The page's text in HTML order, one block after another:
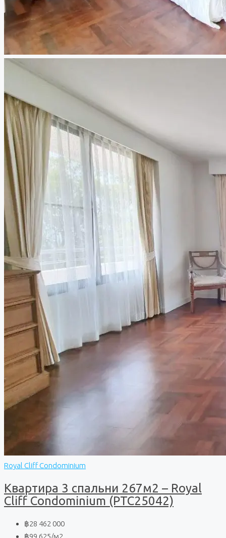
Royal Cliff Condominium
Квартира 3 спальни 267м2 – Royal
Cliff Condominium (PTC25042)
฿28 462 000
฿99 625/м2